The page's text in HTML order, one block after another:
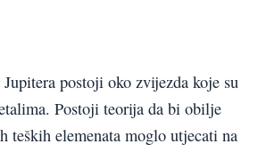
postoji oko zvijezda koje su
Postoji teorija da bi obilje
teških elemenata moglo utjecati na